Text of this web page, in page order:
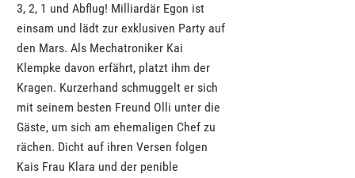
3, 2, 1 und Abflug! Milliardär Egon ist
einsam und lädt zur exklusiven Party auf
den Mars. Als Mechatroniker Kai
Klempke davon erfährt, platzt ihm der
Kragen. Kurzerhand schmuggelt er sich
mit seinem besten Freund Olli unter die
Gäste, um sich am ehemaligen Chef zu
rächen. Dicht auf ihren Versen folgen
Kais Frau Klara und der penible